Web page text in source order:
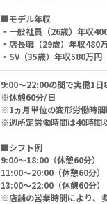
■モデル年収
・一般社員（26歳）年収
・店長職（29歳）年収480
・SV（35歳）年収580万円
9:00～22:00の間で実働1日
※休憩60分/日
※1ヵ月単位の変形労働時
※週所定労働時間は40時間
■シフト例
9:00～18:00（休憩60分）
11:00～20:00（休憩60分）
13:00～22:00（休憩60分）
※店舗の営業時間により、